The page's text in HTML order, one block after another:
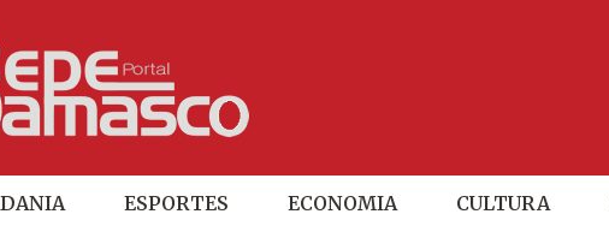
ESPORTES ECONOMIA CULTURA